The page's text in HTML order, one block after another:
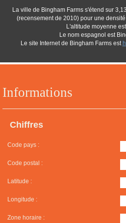
Informations
Chiffres
Code pays :
Code postal :
Latitude :
Longitude :
Zone horaire :
La ville de Bingham Farms s'étend sur
(recensement de 2010) pour une
L'altitude moyenne
Le nom espagnol est
Le site Internet de Bingham Farms est